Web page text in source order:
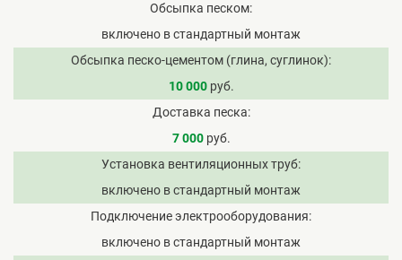
Обсыпка песком
включено в стандартный монтаж
Обсыпка песко-цементом (глина, суглинок)
10 000руб.
Доставка песка
7 000руб.
Установка вентиляционных труб
включено в стандартный монтаж
Подключение электрооборудования
включено в стандартный монтаж